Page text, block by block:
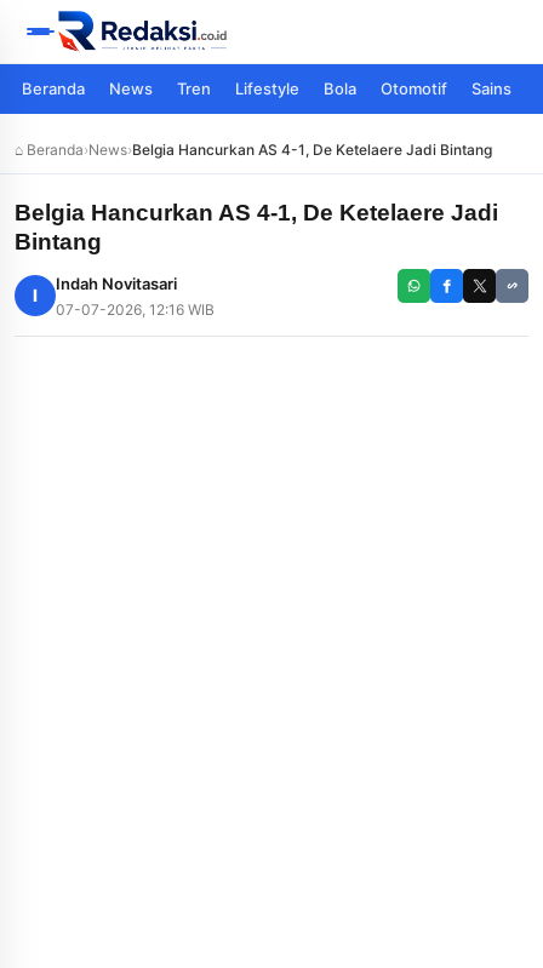
Beranda News Tren Lifestyle Bola Otomotif Sains
⌂ Beranda›News›Belgia Hancurkan AS 4-1, De Ketelaere Jadi Bintang
Belgia Hancurkan AS 4-1, De Ketelaere Jadi
Bintang
I
Indah Novitasari
07-07-2026, 12:16 WIB